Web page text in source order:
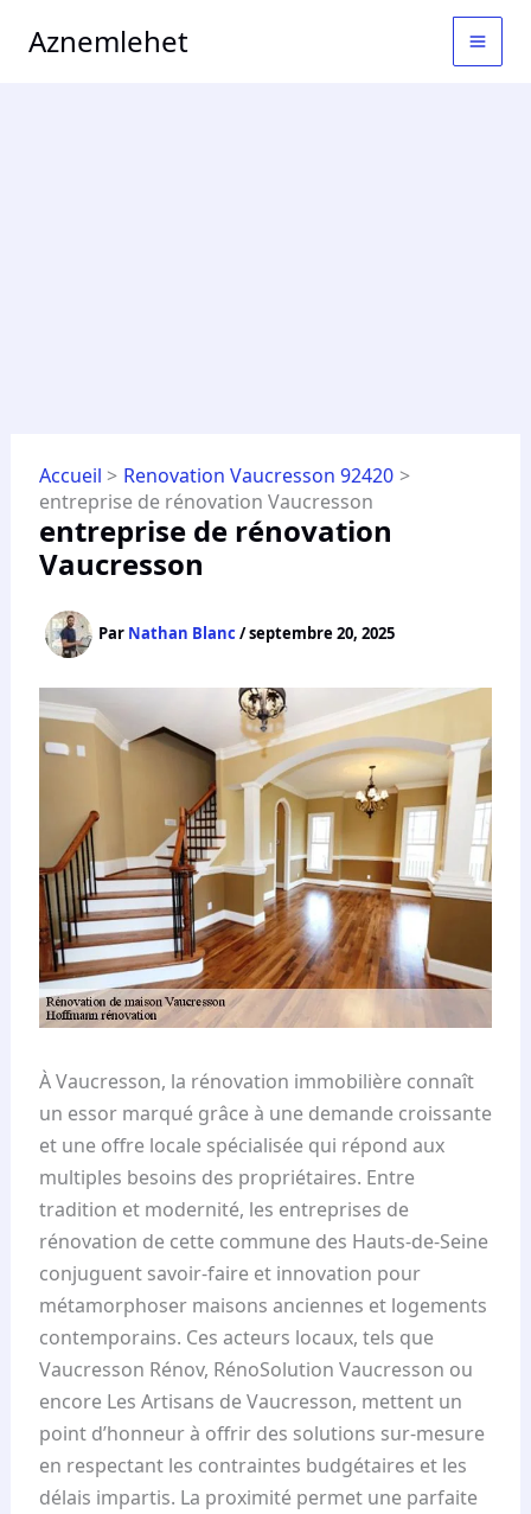
Aznemlehet
Accueil
Renovation Vaucresson 92420
entreprise de rénovation Vaucresson
entreprise de rénovation
Vaucresson
Par Nathan Blanc/septembre 20, 2025
À Vaucresson, la rénovation immobilière connaît
un essor marqué grâce à une demande croissante
et une offre locale spécialisée qui répond aux
multiples besoins des propriétaires. Entre
tradition et modernité, les entreprises de
rénovation de cette commune des Hauts-de-Seine
conjuguent savoir-faire et innovation pour
métamorphoser maisons anciennes et logements
contemporains. Ces acteurs locaux, tels que
Vaucresson Rénov, RénoSolution Vaucresson ou
encore Les Artisans de Vaucresson, mettent un
point d’honneur à offrir des solutions sur-mesure
en respectant les contraintes budgétaires et les
délais impartis. La proximité permet une parfaite